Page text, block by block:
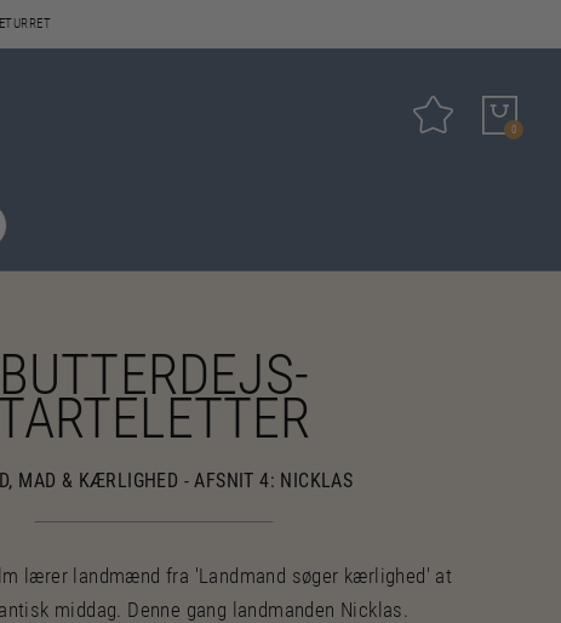
Tilføj til
0
BUTTERDEJS-
MAD & KÆRLIGHED - AFSNIT 4: NICKLAS
lærer landmænd fra 'Landmand søger kærlighed' at
middag. Denne gang landmanden Nicklas.